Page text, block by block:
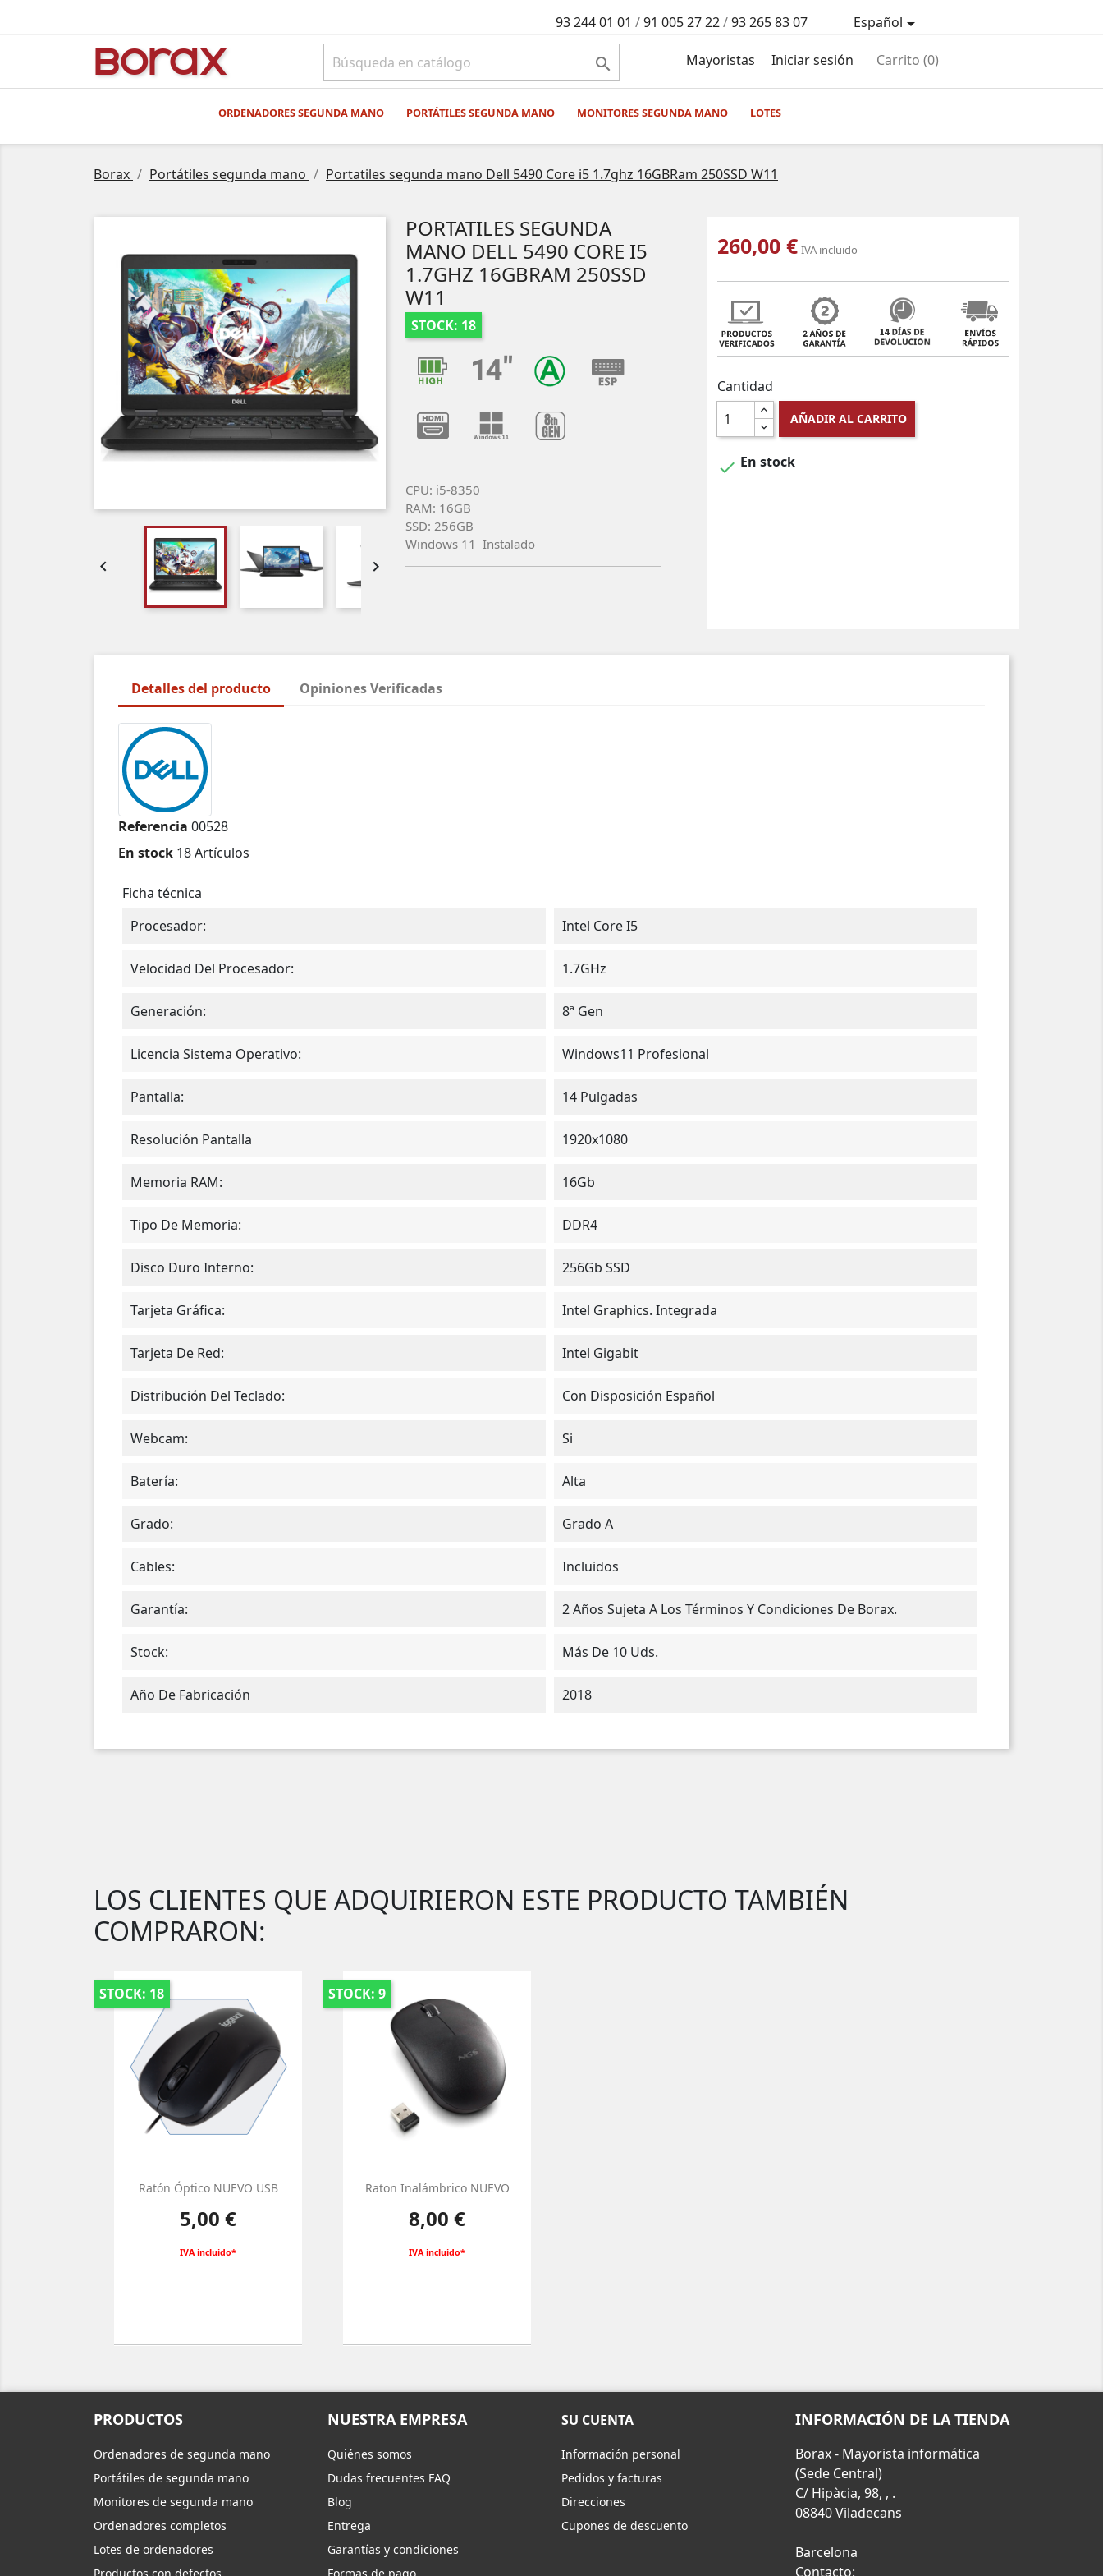
93 244 01 01 /91 005 27 22/93 265 83 07 Español
BOrAx  Mayoristas Iniciar sesión Carrito (0)
ORDENADORES SEGUNDA MANO PORTÁTILES SEGUNDA MANO MONITORES SEGUNDA MANO LOTES
Borax Portátiles segunda mano Portatiles segunda mano Dell 5490 Core i5 1.7ghz 16GBRam 250SSD W11
 
PORTATILES SEGUNDA
MANO DELL 5490 CORE I5
1.7GHZ 16GBRAM 250SSD
W11
STOCK: 18
CPU: i5-8350
RAM: 16GB
SSD: 256GB
Windows 11 Instalado
260,00 € IVA incluido
Cantidad
AÑADIR AL CARRITO
 En stock
Detalles del producto Opiniones Verificadas
Referencia 00528
En stock 18 Artículos
Ficha técnica
Procesador:
Intel Core I5
Velocidad Del Procesador: 1.7GHz
Generación: 8ª Gen
Licencia Sistema Operativo: Windows11 Profesional
Pantalla: 14 Pulgadas
Resolución Pantalla 1920x1080
Memoria RAM: 16Gb
Tipo De Memoria: DDR4
Disco Duro Interno: 256Gb SSD
Tarjeta Gráfica: Intel Graphics. Integrada
Tarjeta De Red: Intel Gigabit
Distribución Del Teclado: Con Disposición Español
Webcam: Si
Batería: Alta
Grado: Grado A
Cables: Incluidos
Garantía: 2 Años Sujeta A Los Términos Y Condiciones De Borax.
Stock: Más De 10 Uds.
Año De Fabricación 2018
LOS CLIENTES QUE ADQUIRIERON ESTE PRODUCTO TAMBIÉN
COMPRARON:
STOCK: 18
Ratón Óptico NUEVO USB
Precio
5,00 €
IVA incluido*
STOCK: 9
Raton Inalámbrico NUEVO
Precio
8,00 €
IVA incluido*
PRODUCTOS
Ordenadores de segunda mano
Portátiles de segunda mano
Monitores de segunda mano
Ordenadores completos
Lotes de ordenadores
Productos con defectos
NUESTRA EMPRESA
Quiénes somos
Dudas frecuentes FAQ
Blog
Entrega
Garantías y condiciones
Formas de pago
SU CUENTA
Información personal
Pedidos y facturas
Direcciones
Cupones de descuento
INFORMACIÓN DE LA TIENDA
Borax - Mayorista informática
(Sede Central)
C/ Hipàcia, 98, , .
08840 Viladecans
Barcelona
Contacto: